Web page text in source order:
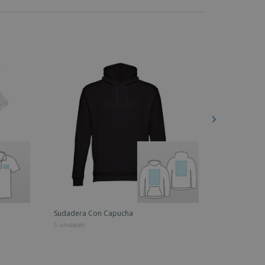
Sudadera Con Capucha
5 unidades